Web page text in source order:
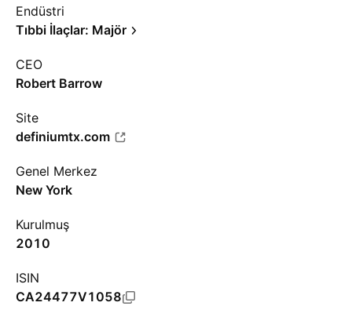
Endüstri
Tıbbi İlaçlar: Majör
CEO
Robert Barrow
Site
definiumtx.com
Genel Merkez
New York
Kurulmuş
2010
ISIN
CA24477V1058